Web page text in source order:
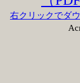
右クリックでダ